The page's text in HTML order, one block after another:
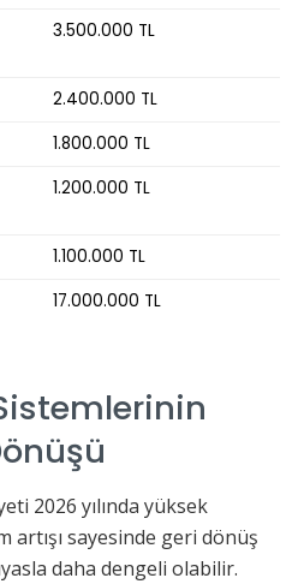
3.500.000 TL
2.400.000 TL
1.800.000 TL
1.200.000 TL
1.100.000 TL
17.000.000 TL
2026 yılında yüksek
artışı sayesinde geri dönüş
daha dengeli olabilir.